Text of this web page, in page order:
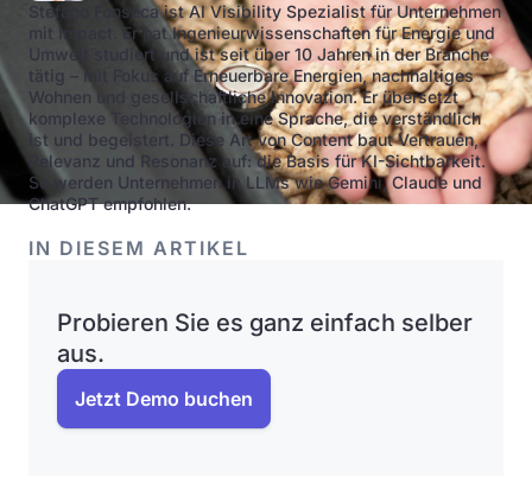
Stefano Fonseca ist AI Visibility Spezialist für Unternehmen
mit Impact. Er hat Ingenieurwissenschaften für Energie und
Umwelt studiert und ist seit über 10 Jahren in der Branche
tätig – mit Fokus auf Erneuerbare Energien, nachhaltiges
Wohnen und gesellschaftliche Innovation. Er übersetzt
komplexe Technologien in eine Sprache, die verständlich
ist und begeistert. Diese Art von Content baut Vertrauen,
Relevanz und Resonanz auf: die Basis für KI-Sichtbarkeit.
So werden Unternehmen in LLMs wie Gemini, Claude und
ChatGPT empfohlen.
IN DIESEM ARTIKEL
Probieren Sie es ganz einfach selber
aus.
Jetzt Demo buchen